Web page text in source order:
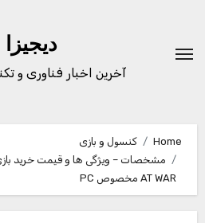
content
دیجیزا
آخرین اخبار فناوری و
Home
کنسول و بازی
AT WAR مخصوص PC